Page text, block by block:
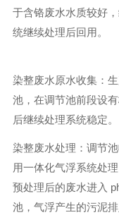
于含铬废水水质较好
统继续处理后回用。
染整废水原水收集：
池，在调节池前段设
后继续处理系统稳定。
染整废水处理：调节
用一体化气浮系统处
预处理后的废水进入
池，气浮产生的污泥